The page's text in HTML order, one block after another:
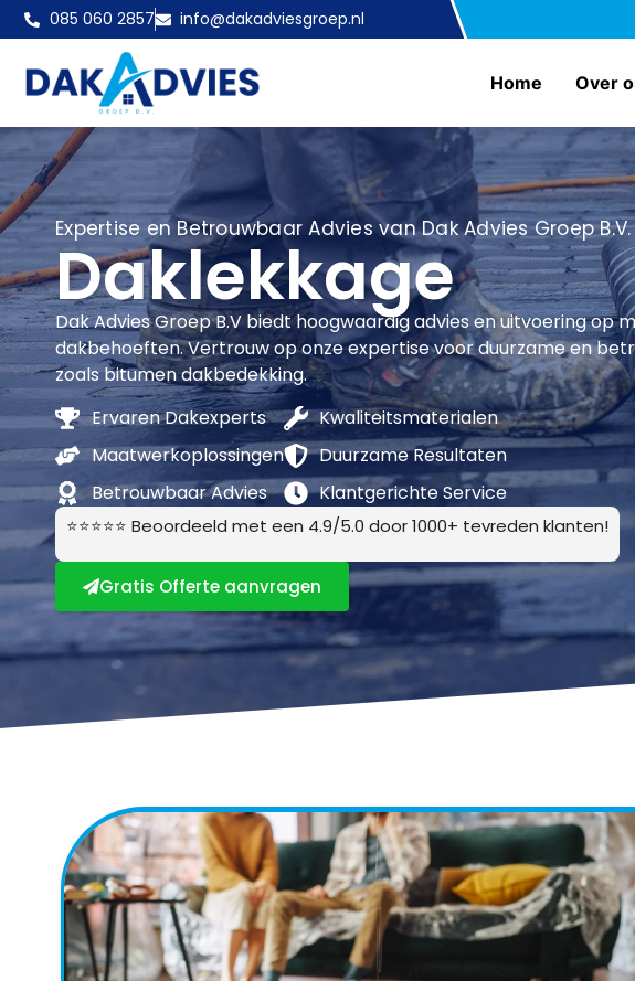
085 060 2857 info@dakadviesgroep.nl
Home Over
Expertise en Betrouwbaar Advies van Dak Advies Groep B.V.
Daklekkage
Dak Advies Groep B.V biedt hoogwaardig advies en uitvoering op
dakbehoeften. Vertrouw op onze expertise voor duurzame en
zoals bitumen dakbedekking.
Ervaren Dakexperts
Maatwerkoplossingen
Betrouwbaar Advies
Kwaliteitsmaterialen
Duurzame Resultaten
Klantgerichte Service
⭐⭐⭐⭐⭐ Beoordeeld met een 4.9/5.0 door 1000+ tevreden klanten!
Gratis Offerte aanvragen